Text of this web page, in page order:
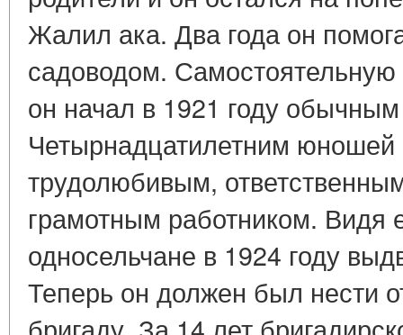
Жалил ака. Два года он
садоводом. Самостоятельную
он начал в 1921 году
Четырнадцатилетним юношей
трудолюбивым,
грамотным работником. Видя
односельчане в 1924 году
Теперь он должен был нести